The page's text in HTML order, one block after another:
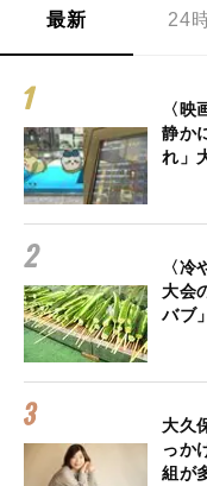
最新 24
〈
静か
れ」
〈
大会
バブ
大久
っか
組が